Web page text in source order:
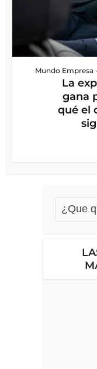
Mundo Empresa •
La
gana
qué el